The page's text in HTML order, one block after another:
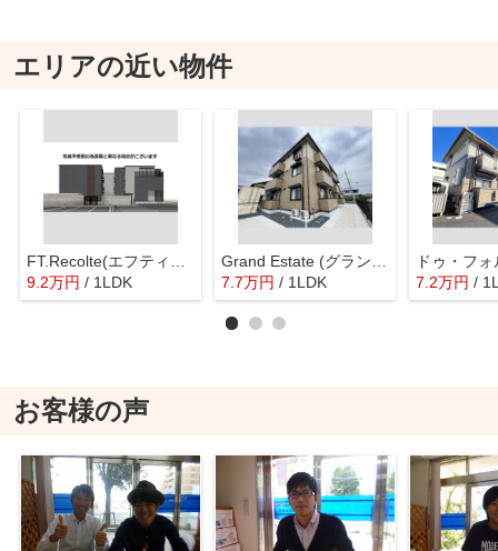
エリアの近い物件
9.2万円 / 1LDK
7.7万円 / 1LDK
ドゥ・フ
7.2万円 /
お客様の声